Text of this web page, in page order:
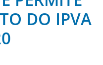
DO IPVA